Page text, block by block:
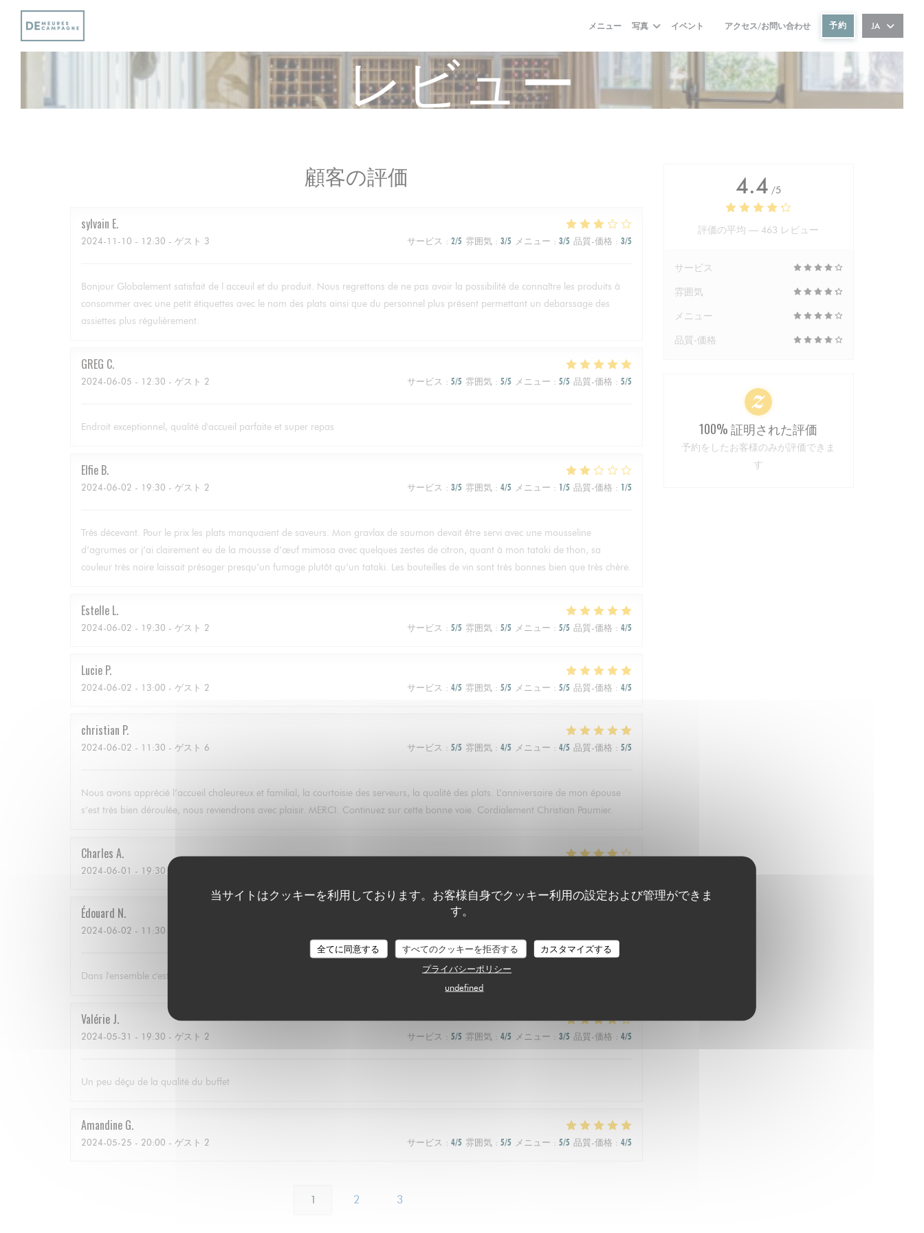
クッキー利用の管理について
当サイトはクッキーを利用しております。お客様自身でクッキー利用の設定および管理ができま
す。
全てに同意する すべてのクッキーを拒否する
カスタマイズする
プライバシーポリシー
undefined
メニュー 写真 イベント
((新しいウィンドウで開きます))
アクセス/お問い合わせ 予約 JA
レビュー
顧客の評価
sylvain E
2024-11-10 - 12:30 - ゲスト 3 サービス : 2/5 雰囲気: 3/5 メニュー : 3/5 品質-価格 : 3/5
Bonjour Globalement satisfait de l acceuil et du produit. Nous regrettons de ne pas avoir la possibilité de connaître les produits à
consommer avec une petit étiquettes avec le nom des plats ainsi que du personnel plus présent permettant un debarssage des
assiettes plus régulièrement.
GREG C
2024-06-05 - 12:30 - ゲスト 2 サービス : 5/5 雰囲気: 5/5 メニュー : 5/5 品質-価格 : 5/5
Endroit exceptionnel, qualité d'accueil parfaite et super repas
Elfie B
2024-06-02 - 19:30 - ゲスト 2 サービス : 3/5 雰囲気: 4/5 メニュー : 1/5 品質-価格 : 1/5
Très décevant. Pour le prix les plats manquaient de saveurs. Mon gravlax de saumon devait être servi avec une mousseline
d’agrumes or j’ai clairement eu de la mousse d’œuf mimosa avec quelques zestes de citron, quant à mon tataki de thon, sa
couleur très noire laissait présager presqu’un fumage plutôt qu’un tataki. Les bouteilles de vin sont très bonnes bien que très chère.
Estelle L
2024-06-02 - 19:30 - ゲスト 2 サービス : 5/5 雰囲気: 5/5 メニュー : 5/5 品質-価格 : 4/5
Lucie P
2024-06-02 - 13:00 - ゲスト 2 サービス : 4/5 雰囲気: 5/5 メニュー : 5/5 品質-価格 : 4/5
christian P
2024-06-02 - 11:30 - ゲスト 6 サービス : 5/5 雰囲気: 4/5 メニュー : 4/5 品質-価格 : 5/5
Nous avons apprécié l’accueil chaleureux et familial, la courtoisie des serveurs, la qualité des plats. L’anniversaire de mon épouse
s’est très bien déroulée, nous reviendrons avec plaisir. MERCI. Continuez sur cette bonne voie. Cordialement Christian Paumier.
Charles A
2024-06-01 - 19:30 - ゲスト 2
Édouard N
2024-06-02 - 11:30 - ゲスト 2
Dans l'ensemble c'est parfait, mais s'il y a plus de choix au niveau de plat ça serait formidable
Valérie J
2024-05-31 - 19:30 - ゲスト 2 サービス : 5/5 雰囲気 : 4/5 メニュー : 3/5 品質-価格 : 4/5
Un peu déçu de la qualité du buffet
Amandine G
2024-05-25 - 20:00 - ゲスト 2 サービス : 4/5 雰囲気: 5/5 メニュー : 5/5 品質-価格 : 4/5
1 2 3
4.4 /5
評価の平均 — 463 レビュー
サービス
雰囲気
メニュー
品質-価格
100% 証明された評価
予約をしたお客様のみが評価できま
す